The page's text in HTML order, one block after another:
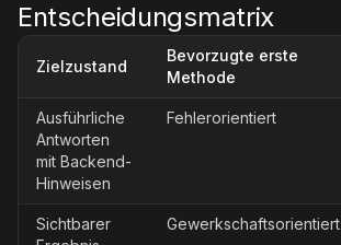
Entscheidungsmatrix
Zielzustand
Bevorzugte erste
Methode
Ausführliche
Antworten
mit Backend-
Hinweisen
Fehlerorientiert
Sichtbarer
Gewerkschaftsorientiert